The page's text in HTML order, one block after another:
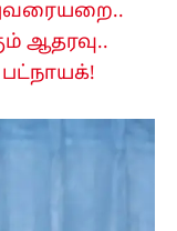
ஆதரவு..